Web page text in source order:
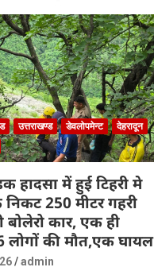
उत्तराखण्ड डेवलोपमेन्ट
देहरादून
हादसा में हुई टिहरी मे
निकट 250 मीटर गहरी
बोलेरो कार, एक ही
लोगों की मौत,एक घायल
admin